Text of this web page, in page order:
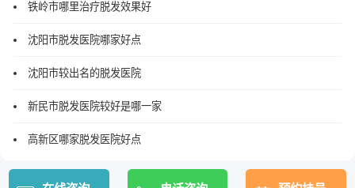
铁岭市哪里治疗脱发效果好
沈阳市脱发医院哪家好点
沈阳市较出名的脱发医院
新民市脱发医院较好是哪一家
高新区哪家脱发医院好点